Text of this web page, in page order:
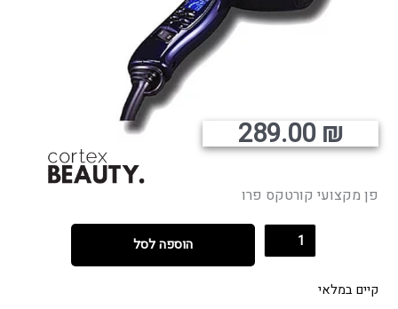
פן מקצועי קורטקס פרו
289.00₪
הוספה לסל
קיים במלאי